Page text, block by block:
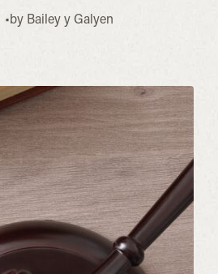
by Bailey y Galyen